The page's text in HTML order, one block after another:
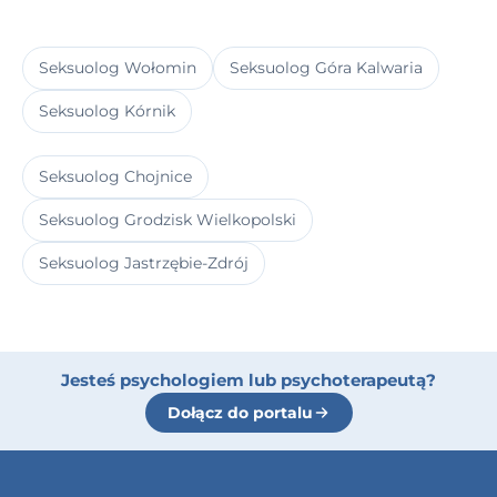
Seksuolog Wołomin Seksuolog Góra Kalwaria
Seksuolog Kórnik
Seksuolog Chojnice
Seksuolog Grodzisk Wielkopolski
Seksuolog Jastrzębie-Zdrój
Jesteś psychologiem lub psychoterapeutą?
Dołącz do portalu